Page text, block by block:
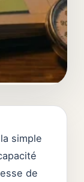
simple
de